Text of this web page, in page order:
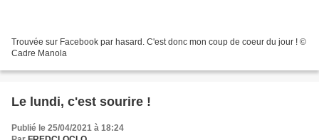
Trouvée sur Facebook par hasard. C'est donc mon coup de coeur du jour ! ©
Cadre Manola
Le lundi, c'est sourire !
Publié le 25/04/2021 à 18:24